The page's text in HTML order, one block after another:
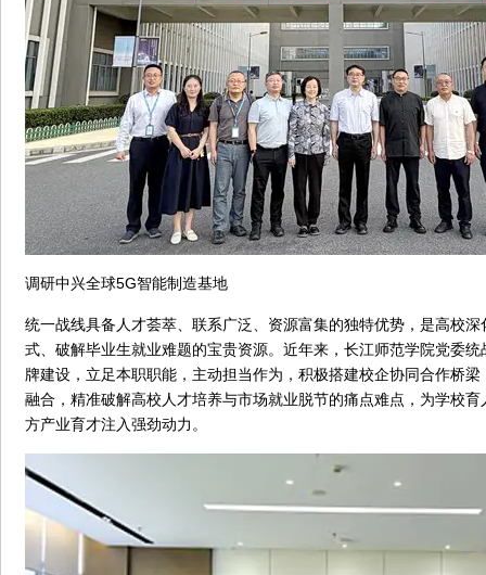
调研中兴全球5G智能制造基地
统一战线具备人才荟萃、联系广泛、资源富集的独特优势，是高校
式、破解毕业生就业难题的宝贵资源。近年来，长江师范学院党委统
牌建设，立足本职职能，主动担当作为，积极搭建校企协同合作桥
融合，精准破解高校人才培养与市场就业脱节的痛点难点，为学校
方产业育才注入强劲动力。